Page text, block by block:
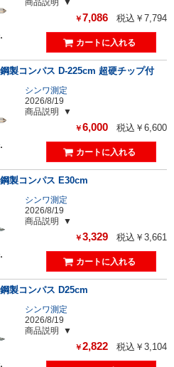
￥7,086 税込￥7,794
鋼製コンパス D-225cm 超硬チップ付
シンワ測定
2026/8/19
商品説明
￥6,000 税込￥6,600
鋼製コンパス E30cm
シンワ測定
2026/8/19
商品説明
￥3,329 税込￥3,661
鋼製コンパス D25cm
シンワ測定
2026/8/19
商品説明
￥2,822 税込￥3,104